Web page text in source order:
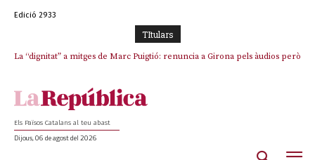
Edició 2933
TItulars
La “dignitat” a mitges de Marc Puigtió: renuncia a Girona pels àudios però
Els Països Catalans al teu abast
Dijous, 06 de agost del 2026